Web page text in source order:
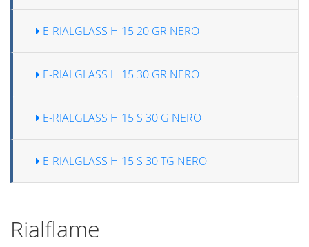
E-RIALGLASS H 15 20 GR NERO
E-RIALGLASS H 15 30 GR NERO
E-RIALGLASS H 15 S 30 G NERO
E-RIALGLASS H 15 S 30 TG NERO
Rialflame